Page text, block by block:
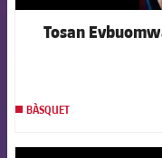
Tosan
BÀSQUET